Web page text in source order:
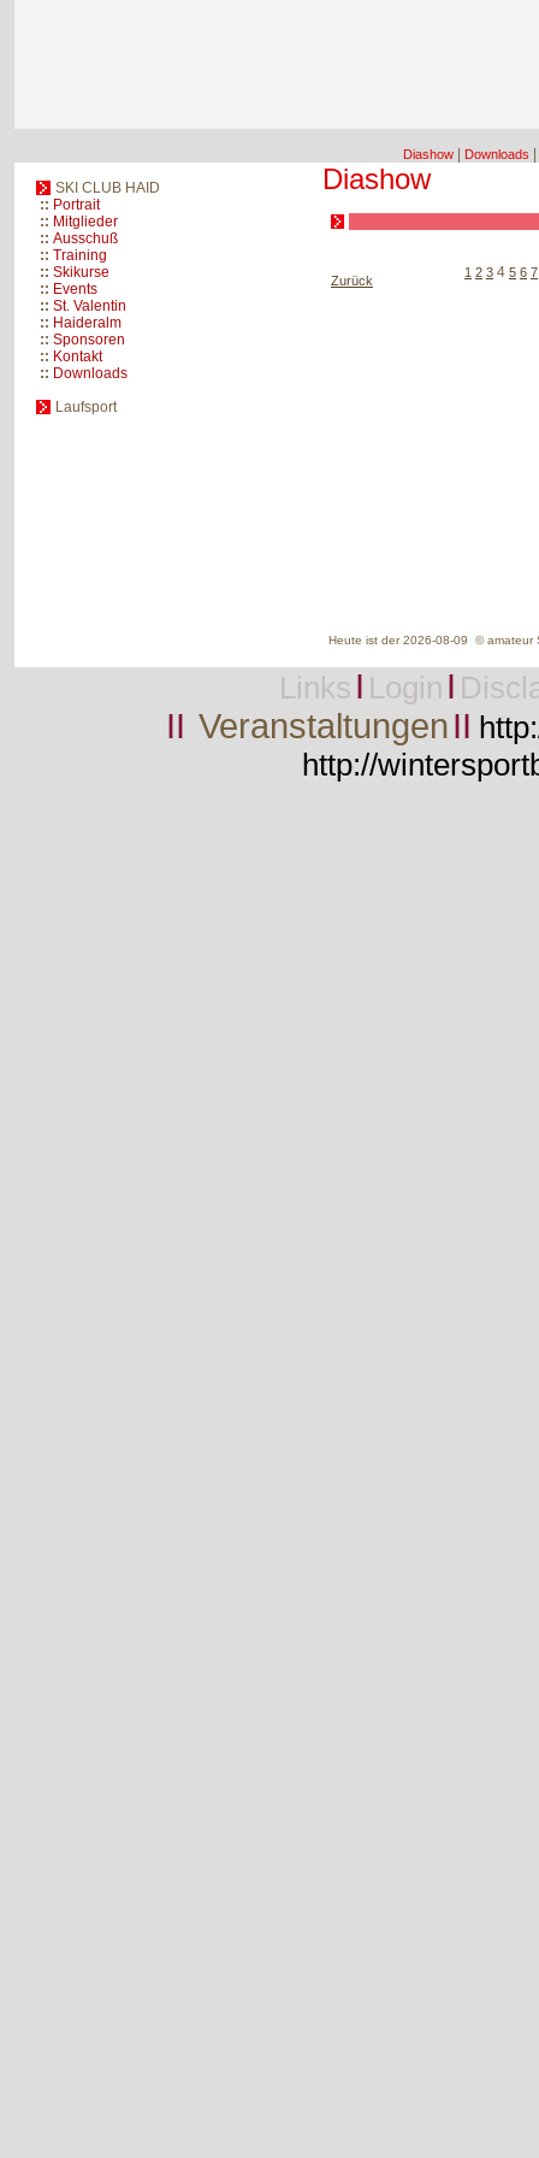
Diashow Downloads
SKI CLUB HAID
:: Portrait
:: Mitglieder
:: Ausschuß
:: Training
:: Skikurse
:: Events
:: St. Valentin
:: Haideralm
:: Sponsoren
:: Kontakt
:: Downloads
Laufsport
Diashow
Zurück
1 2 3 4 5 6 7
Heute ist der 2026-08-09 © amateur
Links I Login I
II VeranstaltungenII
http://